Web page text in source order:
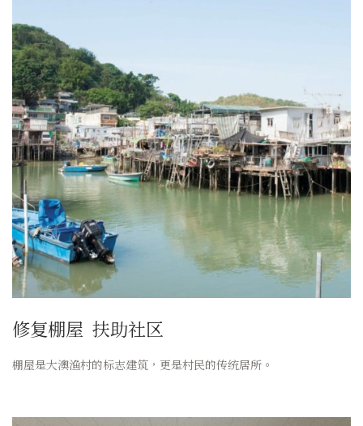
修复棚屋 扶助社区
棚屋是大澳渔村的标志建筑，更是村民的传统居所。